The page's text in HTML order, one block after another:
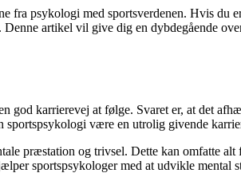
fra psykologi med sportsverdenen. Hvis
artikel vil give dig en dybdegående
god karrierevej at følge. Svaret er, at det
sportspsykologi være en utrolig givende
præstation og trivsel. Dette kan omfatte
sportspsykologer med at udvikle